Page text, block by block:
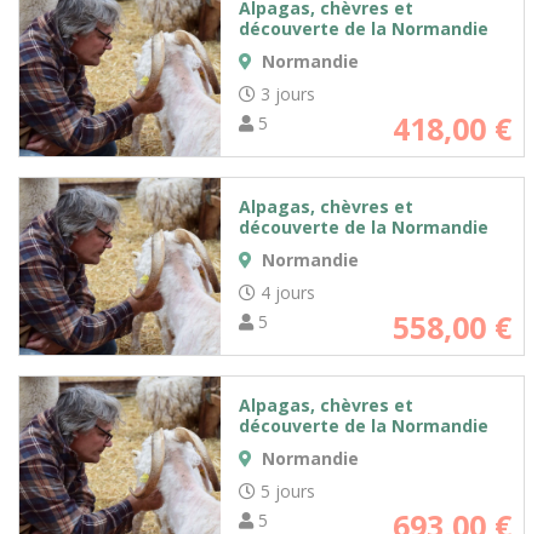
Alpagas, chèvres et
découverte de la Normandie
Normandie
3 jours
5
418,00 €
Alpagas, chèvres et
découverte de la Normandie
Normandie
4 jours
5
558,00 €
Alpagas, chèvres et
découverte de la Normandie
Normandie
5 jours
5